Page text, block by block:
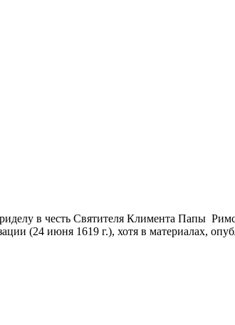
в честь Святителя Климента Папы
(24 июня 1619 г.), хотя в материалах,